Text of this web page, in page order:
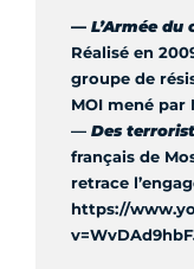
— L’Armée du
Réalisé en
groupe de
MOI mené par
— Des
français de
retrace
https://